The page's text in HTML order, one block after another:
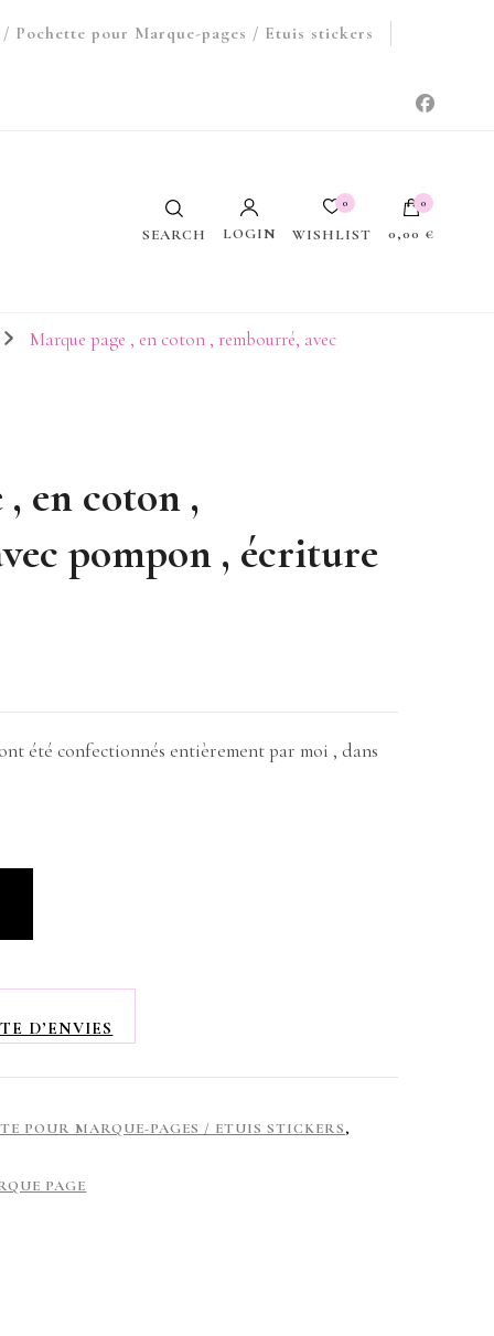
/ Pochette pour Marque-pages / Etuis stickers
SEARCH LOGIN
0
WISHLIST
0
0,00 €
Marque page , en coton , rembourré, avec
en coton ,
pompon , écriture
été confectionnés entièrement par moi , dans
D’ENVIES
POUR MARQUE-PAGES / ETUIS STICKERS,
PAGE